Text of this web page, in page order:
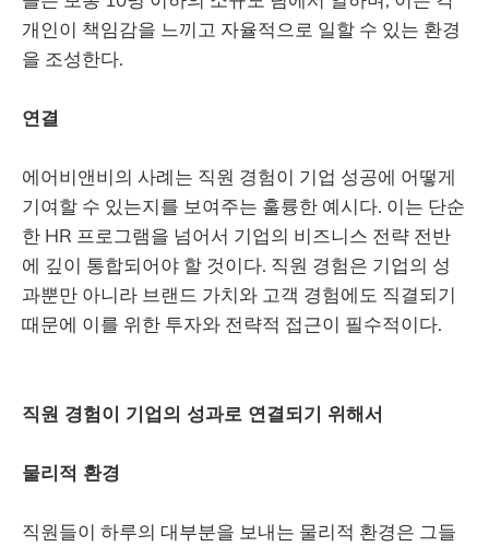
개인이 책임감을 느끼고 자율적으로 일할 수 있는 환경
을 조성한다.
연결
에어비앤비의 사례는 직원 경험이 기업 성공에 어떻게
기여할 수 있는지를 보여주는 훌륭한 예시다. 이는 단순
한 HR 프로그램을 넘어서 기업의 비즈니스 전략 전반
에 깊이 통합되어야 할 것이다. 직원 경험은 기업의 성
과뿐만 아니라 브랜드 가치와 고객 경험에도 직결되기
때문에 이를 위한 투자와 전략적 접근이 필수적이다.
직원 경험이 기업의 성과로 연결되기 위해서
물리적 환경
직원들이 하루의 대부분을 보내는 물리적 환경은 그들